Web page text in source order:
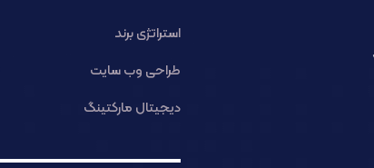
استراتژی برند
طراحی وب سایت
دیجیتال مارکتینگ